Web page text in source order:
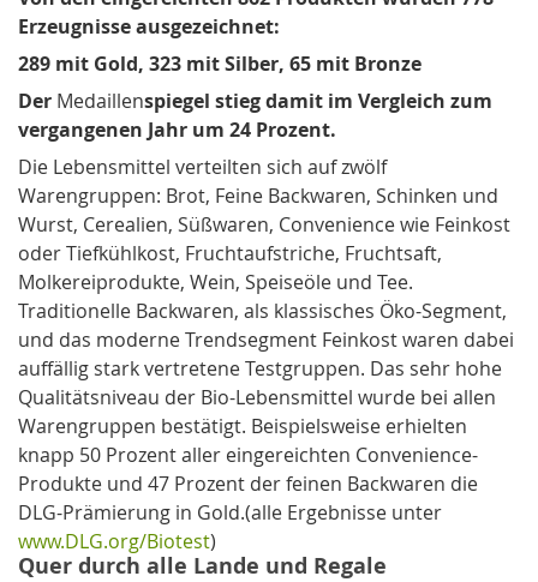
Erzeugnisse ausgezeichnet:
289 mit Gold, 323 mit Silber, 65 mit Bronze
Der Medaillenspiegel stieg damit im Vergleich zum
vergangenen Jahr um 24 Prozent.
Die Lebensmittel verteilten sich auf zwölf
Warengruppen: Brot, Feine Backwaren, Schinken und
Wurst, Cerealien, Süßwaren, Convenience wie Feinkost
oder Tiefkühlkost, Fruchtaufstriche, Fruchtsaft,
Molkereiprodukte, Wein, Speiseöle und Tee.
Traditionelle Backwaren, als klassisches Öko-Segment,
und das moderne Trendsegment Feinkost waren dabei
auffällig stark vertretene Testgruppen. Das sehr hohe
Qualitätsniveau der Bio-Lebensmittel wurde bei allen
Warengruppen bestätigt. Beispielsweise erhielten
knapp 50 Prozent aller eingereichten Convenience-
Produkte und 47 Prozent der feinen Backwaren die
DLG-Prämierung in Gold.(alle Ergebnisse unter
www.DLG.­org/Biotest)
Quer durch alle Lande und Regale